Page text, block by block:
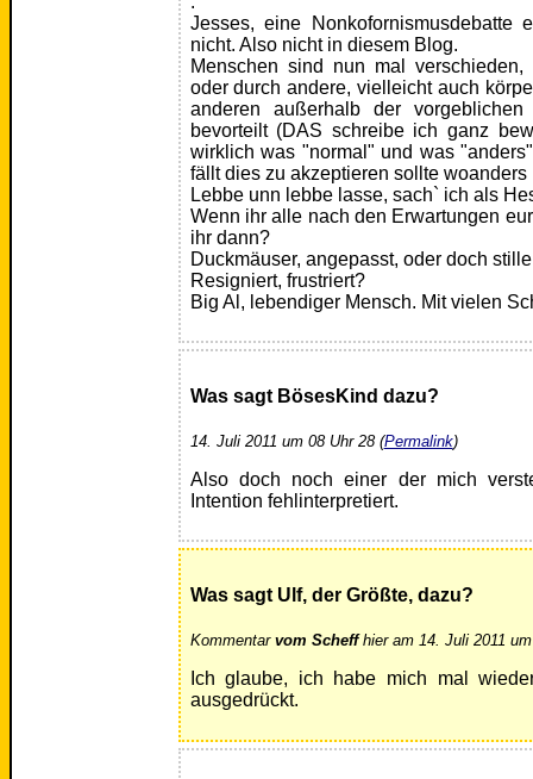
Jesses, eine Nonkofornismusdebatte
nicht. Also nicht in diesem Blog.
Menschen sind nun mal
oder durch andere, vielleicht auch
anderen außerhalb der
bevorteilt (DAS schreibe ich ganz
wirklich was "normal" und was
fällt dies zu akzeptieren sollte woanders
Lebbe unn lebbe lasse, sach` ich als
Wenn ihr alle nach den Erwartungen
ihr dann?
Duckmäuser, angepasst, oder doch
Resigniert, frustriert?
Big Al, lebendiger Mensch. Mit vielen
Was sagt BösesKind dazu?
14. Juli 2011 um 08 Uhr 28 (Permalink)
Also doch noch einer der mich
Intention fehlinterpretiert.
Was sagt Ulf, der Größte, dazu?
Kommentar vom Scheffhier am 14. Juli 2011
Ich glaube, ich habe mich mal
ausgedrückt.